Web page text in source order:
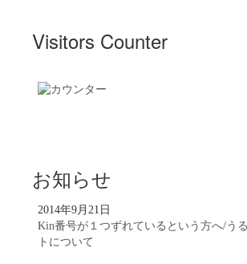
Visitors Counter
お知らせ
2014年9月21日
Kin番号が１つずれているという方へ/う
トについて